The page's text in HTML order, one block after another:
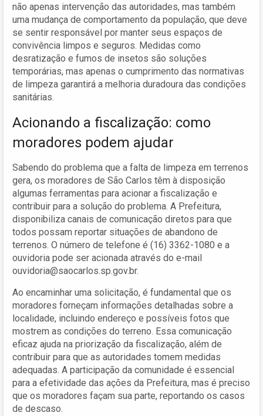
não apenas intervenção das autoridades, mas também
uma mudança de comportamento da população, que deve
se sentir responsável por manter seus espaços de
convivência limpos e seguros. Medidas como
desratização e fumos de insetos são soluções
temporárias, mas apenas o cumprimento das normativas
de limpeza garantirá a melhoria duradoura das condições
sanitárias.
Acionando a fiscalização: como
moradores podem ajudar
Sabendo do problema que a falta de limpeza em terrenos
gera, os moradores de São Carlos têm à disposição
algumas ferramentas para acionar a fiscalização e
contribuir para a solução do problema. A Prefeitura,
disponibiliza canais de comunicação diretos para que
todos possam reportar situações de abandono de
terrenos. O número de telefone é (16) 3362-1080 e a
ouvidoria pode ser acionada através do e-mail
ouvidoria@saocarlos.sp.gov.br.
Ao encaminhar uma solicitação, é fundamental que os
moradores forneçam informações detalhadas sobre a
localidade, incluindo endereço e possíveis fotos que
mostrem as condições do terreno. Essa comunicação
eficaz ajuda na priorização da fiscalização, além de
contribuir para que as autoridades tomem medidas
adequadas. A participação da comunidade é essencial
para a efetividade das ações da Prefeitura, mas é preciso
que os moradores façam sua parte, reportando os casos
de descaso.